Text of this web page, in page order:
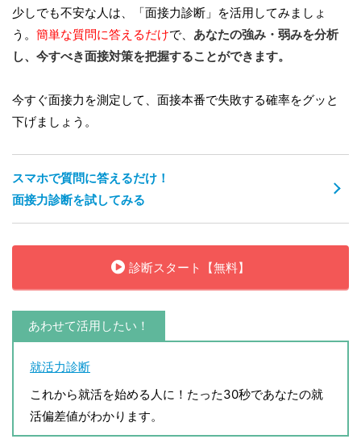
少しでも不安な人は、「面接力診断」を活用してみましょ
う。 簡単な質問に答えるだけで、 あなたの強み・弱みを分析
し、今すべき面接対策を把握することができます。
今すぐ面接力を測定して、面接本番で失敗する確率をグッと
下げましょう。
スマホで質問に答えるだけ！
面接力診断を試してみる
診断スタート【無料】
あわせて活用したい！
就活力診断
これから就活を始める人に！たった30秒であなたの就
活偏差値がわかります。